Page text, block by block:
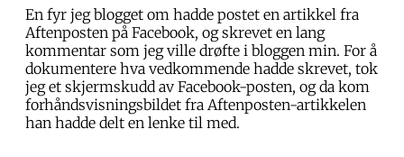
En fyr jeg blogget om hadde postet en artikkel fra
Aftenposten på Facebook, og skrevet en lang
kommentar som jeg ville drøfte i bloggen min. For å
dokumentere hva vedkommende hadde skrevet, tok
jeg et skjermskudd av Facebook-posten, og da kom
forhåndsvisningsbildet fra Aftenposten-artikkelen
han hadde delt en lenke til med.